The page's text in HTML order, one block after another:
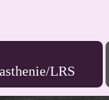
LRS